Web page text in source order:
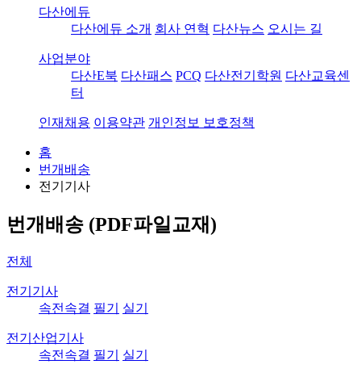
다산에듀
다산에듀 소개 회사 연혁 다산뉴스 오시는 길
사업분야
다산E북 다산패스 PCQ 다산전기학원 다산교육센
터
인재채용 이용약관 개인정보 보호정책
홈
번개배송
전기기사
번개배송 (PDF파일교재)
전체
전기기사
속전속결 필기 실기
전기산업기사
속전속결 필기 실기